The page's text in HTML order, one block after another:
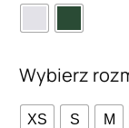
Wybierz
XS S M